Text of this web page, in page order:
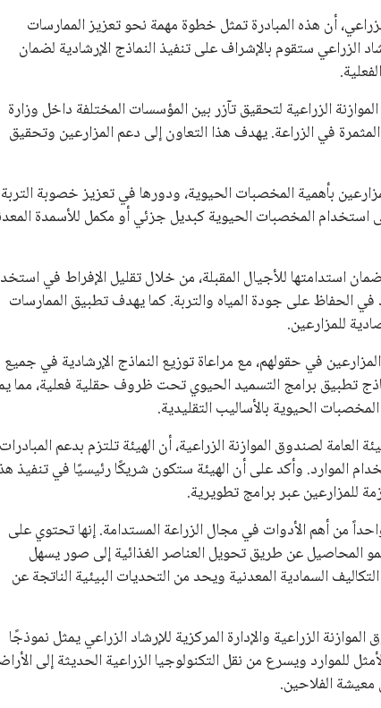
كرئيس للاتحاد الدولي لكرة القدم “فيفا” لفترة رابعة، بعد أن
حصل على تأييد واسع من أكثر من 200 اتحاد وطني من أصل 211 في الجمعية العمومية. مما يعزز فرصته للفوز في الانتخابات
لإنفانتينو في الآونة الأخيرة. حتى الآن، لم يتقدم أي مرشح منافس
إلى اسم يوازن موقف إنفانتينو، قبل انتهاء فترة الترشح في
بما في ذلك الاتحاد الأفريقي والآسيوي، بالإضافة إلى دعم
من القرارات التي اتخذها في زيادة الموارد المالية لهذه
وإطلاق بطولات دولية جديدة تحت مظلة “فيفا”.
الأوروبية، حيث ارتفعت حدة الانتقادات الموجهة إلى إنفانتينو
الزمني للمسابقات المحلية. وقد دعا رئيس رابطة الدوري
سياساته تضر بصناعة كرة القدم وتزيد من ضغوط المباريات.
يمتلك فرصًا كبيرة للفوز بولاية جديدة، خصوصًا في ظل غياب
يعزز من فرص استمراره في قيادة “فيفا” حتى عام 2031.